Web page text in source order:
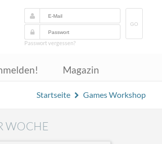
GO
Passwort vergessen?
Magazin
Startseite Games Workshop
WOCHE